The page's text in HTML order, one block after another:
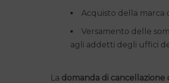
Acquisto della marca
Versamento delle
agli addetti degli uffici
La domanda di